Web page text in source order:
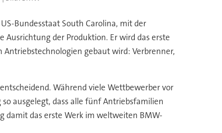
Bundesstaat South Carolina, mit der
der Produktion. Er wird das erste
gebaut wird: Verbrenner,
Während viele Wettbewerber vor
ausgelegt, dass alle fünf Antriebsfamilien
damit das erste Werk im weltweiten BMW-